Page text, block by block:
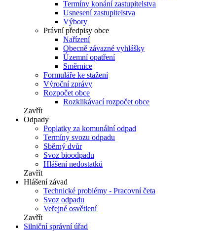
Termíny konání zastupitelstva
Usnesení zastupitelstva
Výbory
Právní předpisy obce
Nařízení
Obecně závazné vyhlášky
Územní opatření
Směrnice
Formuláře ke stažení
Výroční zprávy
Rozpočet obce
Rozklikávací rozpočet obce
Zavřít
Odpady
Poplatky za komunální odpad
Termíny svozu odpadu
Sběrný dvůr
Svoz bioodpadu
Hlášení nedostatků
Zavřít
Hlášení závad
Technické problémy - Pracovní četa
Svoz odpadu
Veřejné osvětlení
Zavřít
Silniční správní úřad